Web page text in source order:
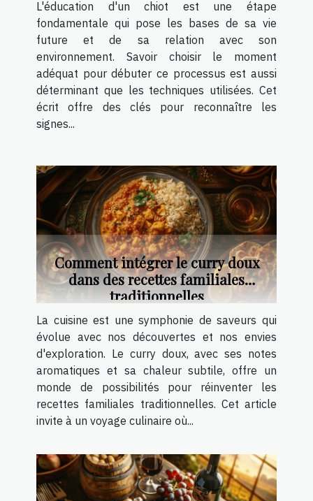
L'éducation d'un chiot est une étape
fondamentale qui pose les bases de sa vie
future et de sa relation avec son
environnement. Savoir choisir le moment
adéquat pour débuter ce processus est aussi
déterminant que les techniques utilisées. Cet
écrit offre des clés pour reconnaître les
signes...
Comment intégrer le curry doux
dans des recettes familiales
traditionnelles
La cuisine est une symphonie de saveurs qui
évolue avec nos découvertes et nos envies
d'exploration. Le curry doux, avec ses notes
aromatiques et sa chaleur subtile, offre un
monde de possibilités pour réinventer les
recettes familiales traditionnelles. Cet article
invite à un voyage culinaire où...